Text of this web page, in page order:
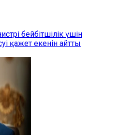
бейбітшілік үшін
қажет екенін айтты